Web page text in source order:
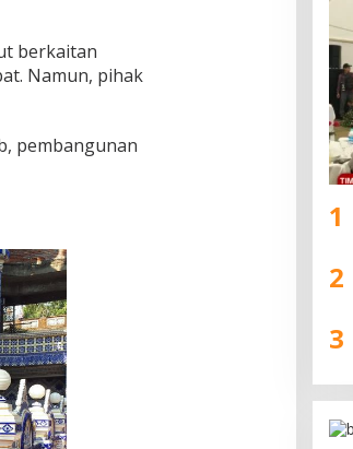
berkaitan
Namun, pihak
pembangunan
1
2
3